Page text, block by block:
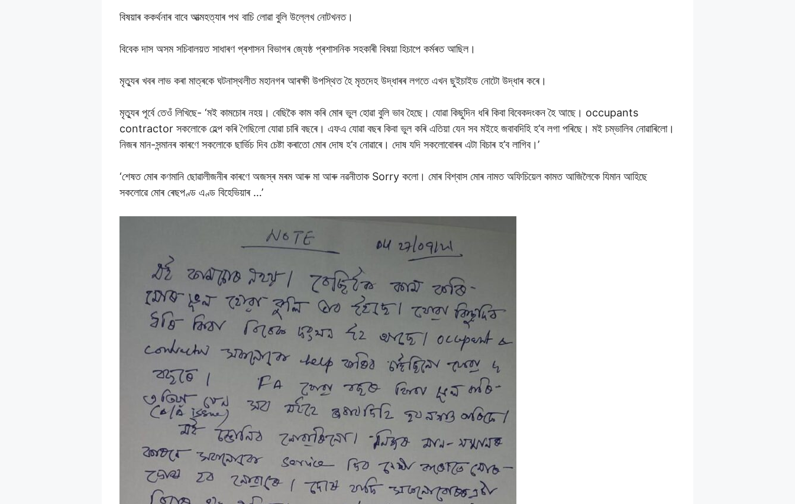
বিষয়াৰ ককৰ্থনাৰ বাবে আত্মহত্যাৰ পথ বাচি লোৱা বুলি উল্লেখ নোটখনত।
বিবেক দাস অসম সচিবালয়ত সাধাৰণ প্ৰশাসন বিভাগৰ জ্যেষ্ঠ প্ৰশাসনিক সহকাৰী বিষয়া হিচাপে কৰ্মৰত আছিল।
মৃত্যুৰ খবৰ লাভ কৰা মাত্ৰকে ঘটনাস্থলীত মহানগৰ আৰক্ষী উপস্থিত হৈ মৃতদেহ উদ্ধাৰৰ লগতে এখন ছুইচাইড নোটো উদ্ধাৰ কৰে।
মৃত্যুৰ পূৰ্বে তেওঁ লিখিছে- ‘মই কামচোৰ নহয়। বেছিকৈ কাম কৰি মোৰ ভুল হোৱা বুলি ভাব হৈছে। যোৱা কিছুদিন ধৰি কিবা বিবেকদংকন হৈ আছে। occupants
contractor সকলোকে হেল্প কৰি গৈছিলো যোৱা চাৰি বছৰে। এফএ যোৱা বছৰ কিবা ভুল কৰি এতিয়া যেন সব মইহে জবাবদিহি হ’ব লগা পৰিছে। মই চম্ভালিব নোৱাৰিলো।
নিজৰ মান-সন্মানৰ কাৰণে সকলোকে ছাৰ্ভিচ দিব চেষ্টা কৰাতো মোৰ দোষ হ’ব নোৱাৰে। দোষ যদি সকলোবোৰৰ এটা বিচাৰ হ’ব লাগিব।’
‘শেষত মোৰ কণমানি ছোৱালীজনীৰ কাৰণে অজস্ৰ মৰম আৰু মা আৰু নৱনীতাক Sorry কলো। মোৰ বিশ্বাস মোৰ নামত অফিচিয়েল কামত আজিলৈকে যিমান আহিছে
সকলোৱে মোৰ ৰেছপণ্ড এণ্ড বিহেভিয়াৰ …’